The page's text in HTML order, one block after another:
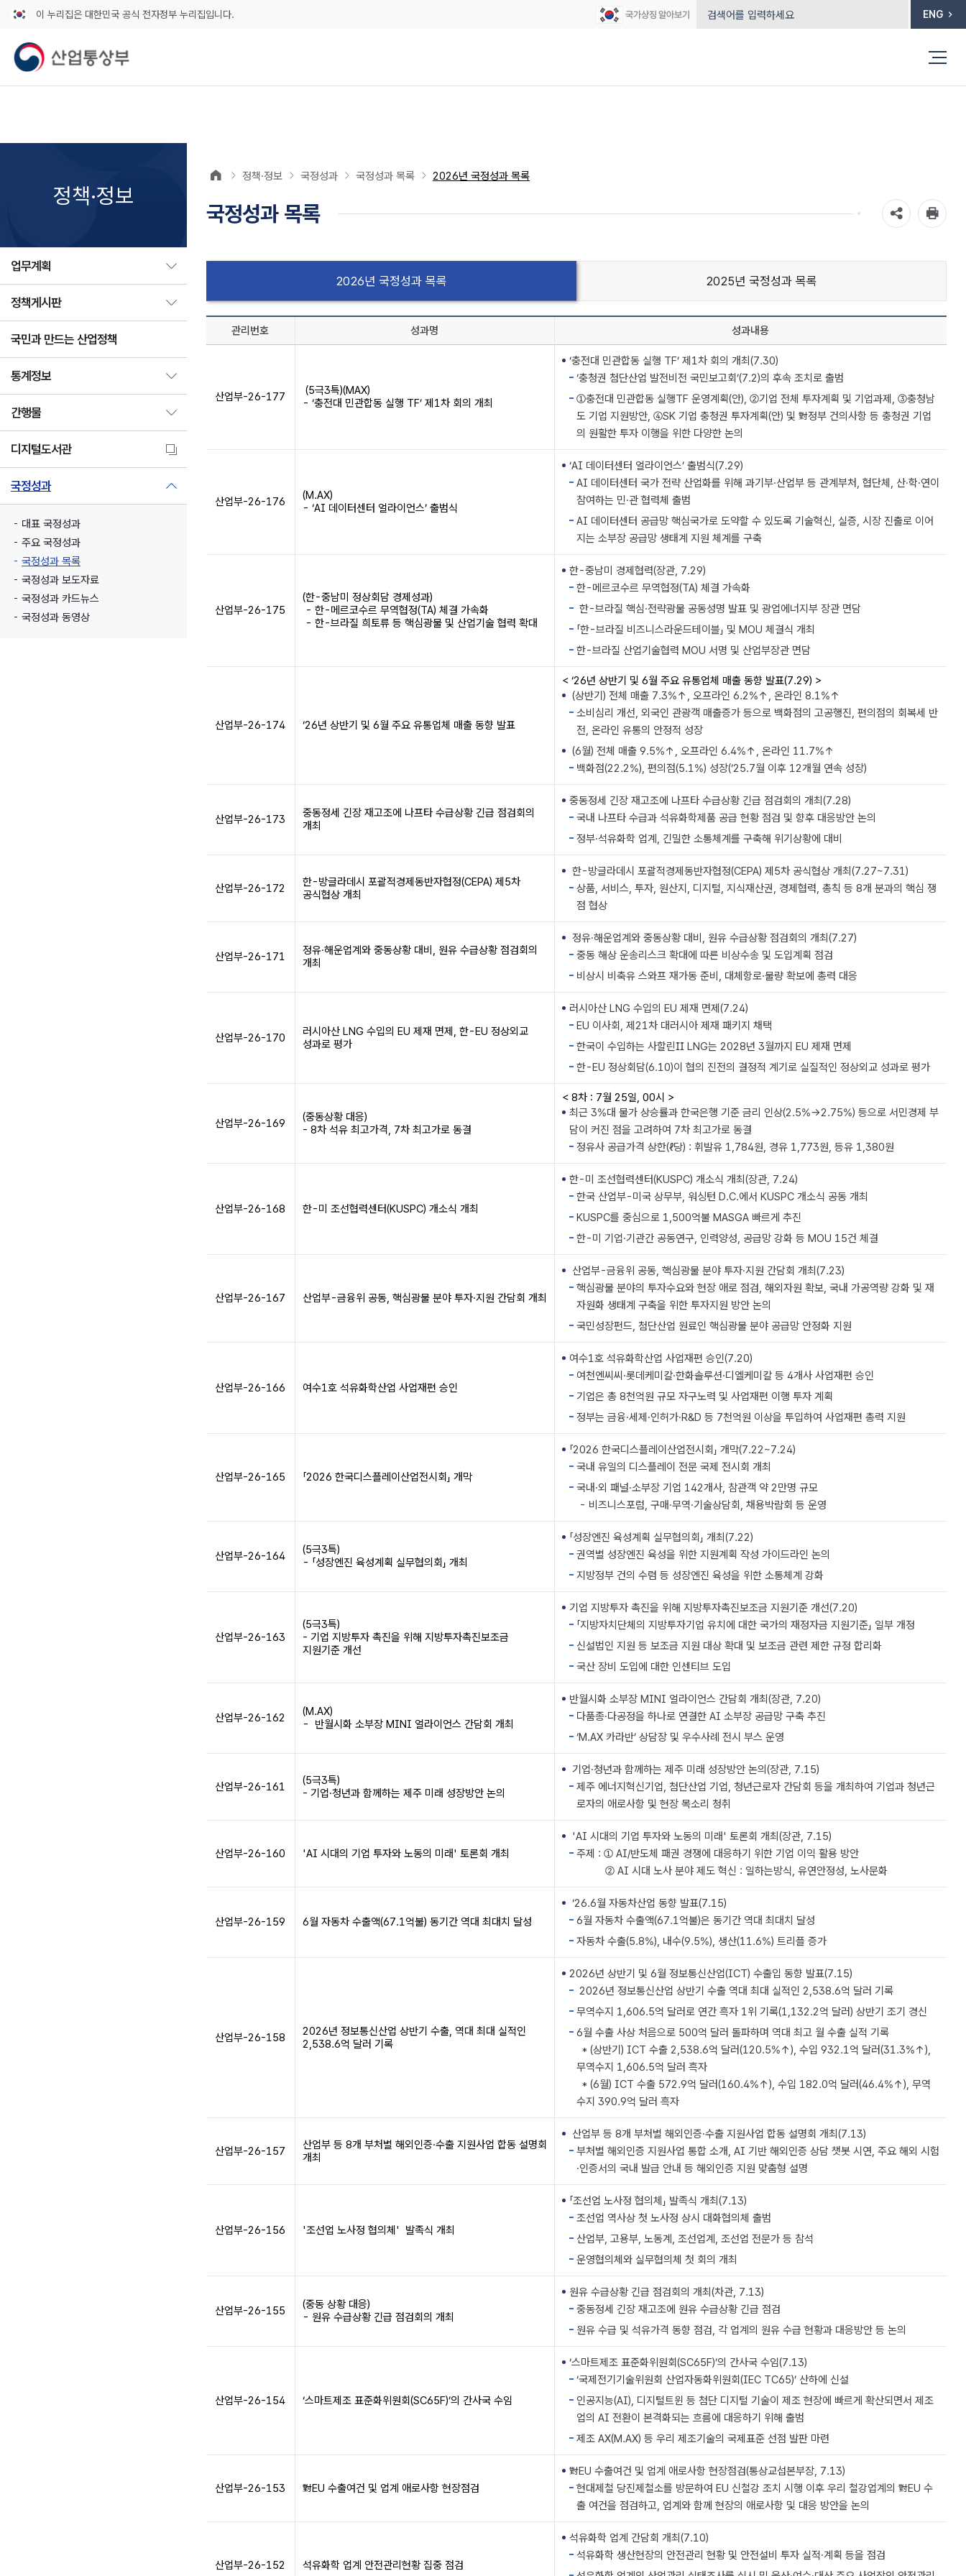
이 누리집은 대한민국 공식 전자정부 누리집입니다. ENG
정책·정보
업무계획
정책게시판
국민과 만드는 산업정책
통계정보
간행물
디지털도서관
국정성과
대표 국정성과
주요 국정성과
국정성과 목록
국정성과 보도자료
국정성과 카드뉴스
국정성과 동영상
정책·정보 국정성과 국정성과 목록 2026년 국정성과 목록
국정성과 목록
2026년 국정성과 목록 2025년 국정성과 목록
관리번호 성과명 성과내용
산업부-26-177
(5극3특)(MAX)
- ‘충전대 민관합동 실행 TF’ 제1차 회의 개최
‘충전대 민관합동 실행 TF’ 제1차 회의 개최(7.30)
‘충청권 첨단산업 발전비전 국민보고회’(7.2)의 후속 조치로 출범
①충전대 민관합동 실행TF 운영계획(안), ②기업 전체 투자계획 및 기업과제, ③충청남
도 기업 지원방안, ④SK 기업 충청권 투자계획(안) 및 對정부 건의사항 등 충청권 기업
의 원활한 투자 이행을 위한 다양한 논의
산업부-26-176
(M.AX)
- ‘AI 데이터센터 얼라이언스’ 출범식
‘AI 데이터센터 얼라이언스’ 출범식(7.29)
AI 데이터센터 국가 전략 산업화를 위해 과기부·산업부 등 관계부처, 협단체, 산·학·연이
참여하는 민·관 협력체 출범
AI 데이터센터 공급망 핵심국가로 도약할 수 있도록 기술혁신, 실증, 시장 진출로 이어
지는 소부장 공급망 생태계 지원 체계를 구축
산업부-26-175
(한-중남미 정상회담 경제성과)
- 한-메르코수르 무역협정(TA) 체결 가속화
- 한-브라질 희토류 등 핵심광물 및 산업기술 협력 확대
한-중남미 경제협력(장관, 7.29)
한-메르코수르 무역협정(TA) 체결 가속화
한-브라질 핵심·전략광물 공동성명 발표 및 광업에너지부 장관 면담
「한-브라질 비즈니스라운드테이블」 및 MOU 체결식 개최
한-브라질 산업기술협력 MOU 서명 및 산업부장관 면담
산업부-26-174 ‘26년 상반기 및 6월 주요 유통업체 매출 동향 발표
< ‘26년 상반기 및 6월 주요 유통업체 매출 동향 발표(7.29) >
(상반기) 전체 매출 7.3%↑, 오프라인 6.2%↑, 온라인 8.1%↑
소비심리 개선, 외국인 관광객 매출증가 등으로 백화점의 고공행진, 편의점의 회복세 반
전, 온라인 유통의 안정적 성장
(6월) 전체 매출 9.5%↑, 오프라인 6.4%↑, 온라인 11.7%↑
백화점(22.2%), 편의점(5.1%) 성장(’25.7월 이후 12개월 연속 성장)
산업부-26-173
중동정세 긴장 재고조에 나프타 수급상황 긴급 점검회의
개최
중동정세 긴장 재고조에 나프타 수급상황 긴급 점검회의 개최(7.28)
국내 나프타 수급과 석유화학제품 공급 현황 점검 및 향후 대응방안 논의
정부·석유화학 업계, 긴밀한 소통체계를 구축해 위기상황에 대비
산업부-26-172
한-방글라데시 포괄적경제동반자협정(CEPA) 제5차
공식협상 개최
한-방글라데시 포괄적경제동반자협정(CEPA) 제5차 공식협상 개최(7.27~7.31)
상품, 서비스, 투자, 원산지, 디지털, 지식재산권, 경제협력, 총칙 등 8개 분과의 핵심 쟁
점 협상
산업부-26-171
정유·해운업계와 중동상황 대비, 원유 수급상황 점검회의
개최
정유·해운업계와 중동상황 대비, 원유 수급상황 점검회의 개최(7.27)
중동 해상 운송리스크 확대에 따른 비상수송 및 도입계획 점검
비상시 비축유 스와프 재가동 준비, 대체항로·물량 확보에 총력 대응
산업부-26-170
러시아산 LNG 수입의 EU 제재 면제, 한-EU 정상외교
성과로 평가
러시아산 LNG 수입의 EU 제재 면제(7.24)
EU 이사회, 제21차 대러시아 제재 패키지 채택
한국이 수입하는 사할린Ⅱ LNG는 2028년 3월까지 EU 제재 면제
한-EU 정상회담(6.10)이 협의 진전의 결정적 계기로 실질적인 정상외교 성과로 평가
산업부-26-169
(중동상황 대응)
- 8차 석유 최고가격, 7차 최고가로 동결
< 8차 : 7월 25일, 00시 >
최근 3%대 물가 상승률과 한국은행 기준 금리 인상(2.5%→2.75%) 등으로 서민경제 부
담이 커진 점을 고려하여 7차 최고가로 동결
정유사 공급가격 상한(ℓ당) : 휘발유 1,784원, 경유 1,773원, 등유 1,380원
산업부-26-168 한-미 조선협력센터(KUSPC) 개소식 개최
한-미 조선협력센터(KUSPC) 개소식 개최(장관, 7.24)
한국 산업부-미국 상무부, 워싱턴 D.C.에서 KUSPC 개소식 공동 개최
KUSPC를 중심으로 1,500억불 MASGA 빠르게 추진
한-미 기업·기관간 공동연구, 인력양성, 공급망 강화 등 MOU 15건 체결
산업부-26-167 산업부-금융위 공동, 핵심광물 분야 투자·지원 간담회 개최
산업부-금융위 공동, 핵심광물 분야 투자·지원 간담회 개최(7.23)
핵심광물 분야의 투자수요와 현장 애로 점검, 해외자원 확보, 국내 가공역량 강화 및 재
자원화 생태계 구축을 위한 투자지원 방안 논의
국민성장펀드, 첨단산업 원료인 핵심광물 분야 공급망 안정화 지원
산업부-26-166 여수1호 석유화학산업 사업재편 승인
여수1호 석유화학산업 사업재편 승인(7.20)
여천엔씨씨·롯데케미칼·한화솔루션·디엘케미칼 등 4개사 사업재편 승인
기업은 총 8천억원 규모 자구노력 및 사업재편 이행 투자 계획
정부는 금융·세제·인허가·R&D 등 7천억원 이상을 투입하여 사업재편 총력 지원
산업부-26-165 「2026 한국디스플레이산업전시회」 개막
「2026 한국디스플레이산업전시회」 개막(7.22~7.24)
국내 유일의 디스플레이 전문 국제 전시회 개최
국내·외 패널·소부장 기업 142개사, 참관객 약 2만명 규모
- 비즈니스포럼, 구매·무역·기술상담회, 채용박람회 등 운영
산업부-26-164
(5극3특)
- 「성장엔진 육성계획 실무협의회」 개최
「성장엔진 육성계획 실무협의회」 개최(7.22)
권역별 성장엔진 육성을 위한 지원계획 작성 가이드라인 논의
지방정부 건의 수렴 등 성장엔진 육성을 위한 소통체계 강화
산업부-26-163
(5극3특)
- 기업 지방투자 촉진을 위해 지방투자촉진보조금
지원기준 개선
기업 지방투자 촉진을 위해 지방투자촉진보조금 지원기준 개선(7.20)
「지방자치단체의 지방투자기업 유치에 대한 국가의 재정자금 지원기준」 일부 개정
신설법인 지원 등 보조금 지원 대상 확대 및 보조금 관련 제한 규정 합리화
국산 장비 도입에 대한 인센티브 도입
산업부-26-162
(M.AX)
- 반월시화 소부장 MINI 얼라이언스 간담회 개최
반월시화 소부장 MINI 얼라이언스 간담회 개최(장관, 7.20)
다품종·다공정을 하나로 연결한 AI 소부장 공급망 구축 추진
‘M.AX 카라반’ 상담장 및 우수사례 전시 부스 운영
산업부-26-161
(5극3특)
- 기업·청년과 함께하는 제주 미래 성장방안 논의
기업·청년과 함께하는 제주 미래 성장방안 논의(장관, 7.15)
제주 에너지혁신기업, 첨단산업 기업, 청년근로자 간담회 등을 개최하여 기업과 청년근
로자의 애로사항 및 현장 목소리 청취
산업부-26-160 'AI 시대의 기업 투자와 노동의 미래' 토론회 개최
'AI 시대의 기업 투자와 노동의 미래' 토론회 개최(장관, 7.15)
주제 : ① AI/반도체 패권 경쟁에 대응하기 위한 기업 이익 활용 방안
② AI 시대 노사 분야 제도 혁신 : 일하는방식, 유연안정성, 노사문화
산업부-26-159 6월 자동차 수출액(67.1억불) 동기간 역대 최대치 달성
‘26.6월 자동차산업 동향 발표(7.15)
6월 자동차 수출액(67.1억불)은 동기간 역대 최대치 달성
자동차 수출(5.8%), 내수(9.5%), 생산(11.6%) 트리플 증가
산업부-26-158
2026년 정보통신산업 상반기 수출, 역대 최대 실적인
2,538.6억 달러 기록
2026년 상반기 및 6월 정보통신산업(ICT) 수출입 동향 발표(7.15)
2026년 정보통신산업 상반기 수출 역대 최대 실적인 2,538.6억 달러 기록
무역수지 1,606.5억 달러로 연간 흑자 1위 기록(1,132.2억 달러) 상반기 조기 경신
6월 수출 사상 처음으로 500억 달러 돌파하며 역대 최고 월 수출 실적 기록
* (상반기) ICT 수출 2,538.6억 달러(120.5%↑), 수입 932.1억 달러(31.3%↑),
무역수지 1,606.5억 달러 흑자
* (6월) ICT 수출 572.9억 달러(160.4%↑), 수입 182.0억 달러(46.4%↑), 무역
수지 390.9억 달러 흑자
산업부-26-157
산업부 등 8개 부처별 해외인증·수출 지원사업 합동 설명회
개최
산업부 등 8개 부처별 해외인증·수출 지원사업 합동 설명회 개최(7.13)
부처별 해외인증 지원사업 통합 소개, AI 기반 해외인증 상담 챗봇 시연, 주요 해외 시험
·인증서의 국내 발급 안내 등 해외인증 지원 맞춤형 설명
산업부-26-156 '조선업 노사정 협의체' 발족식 개최
「조선업 노사정 협의체」 발족식 개최(7.13)
조선업 역사상 첫 노사정 상시 대화협의체 출범
산업부, 고용부, 노동계, 조선업계, 조선업 전문가 등 참석
운영협의체와 실무협의체 첫 회의 개최
산업부-26-155
(중동 상황 대응)
- 원유 수급상황 긴급 점검회의 개최
원유 수급상황 긴급 점검회의 개최(차관, 7.13)
중동정세 긴장 재고조에 원유 수급상황 긴급 점검
원유 수급 및 석유가격 동향 점검, 각 업계의 원유 수급 현황과 대응방안 등 논의
산업부-26-154 ‘스마트제조 표준화위원회(SC65F)’의 간사국 수임
‘스마트제조 표준화위원회(SC65F)’의 간사국 수임(7.13)
‘국제전기기술위원회 산업자동화위원회(IEC TC65)’ 산하에 신설
인공지능(AI), 디지털트윈 등 첨단 디지털 기술이 제조 현장에 빠르게 확산되면서 제조
업의 AI 전환이 본격화되는 흐름에 대응하기 위해 출범
제조 AX(M.AX) 등 우리 제조기술의 국제표준 선점 발판 마련
산업부-26-153 對EU 수출여건 및 업계 애로사항 현장점검
對EU 수출여건 및 업계 애로사항 현장점검(통상교섭본부장, 7.13)
현대제철 당진제철소를 방문하여 EU 신철강 조치 시행 이후 우리 철강업계의 對EU 수
출 여건을 점검하고, 업계와 함께 현장의 애로사항 및 대응 방안을 논의
산업부-26-152 석유화학 업계 안전관리현황 집중 점검
석유화학 업계 간담회 개최(7.10)
석유화학 생산현장의 안전관리 현황 및 안전설비 투자 실적·계획 등을 점검